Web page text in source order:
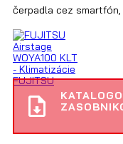
čerpadla cez